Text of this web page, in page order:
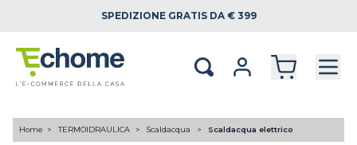
SPEDIZIONE GRATIS DA € 399
Home TERMOIDRAULICA Scaldacqua Scaldacqua elettrico